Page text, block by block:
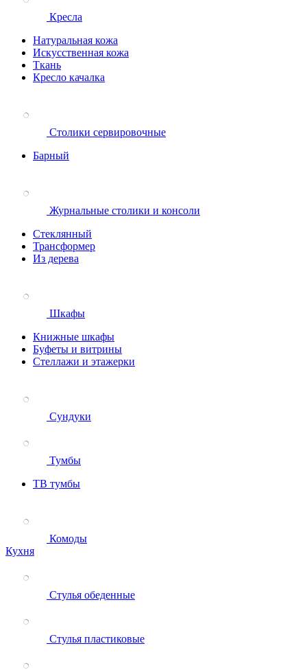
Кресла
Натуральная кожа
Искусственная кожа
Ткань
Кресло качалка
Столики сервировочные
Барный
Журнальные столики и консоли
Стеклянный
Трансформер
Из дерева
Шкафы
Книжные шкафы
Буфеты и витрины
Стеллажи и этажерки
Сундуки
Тумбы
ТВ тумбы
Комоды
Кухня
Стулья обеденные
Стулья пластиковые